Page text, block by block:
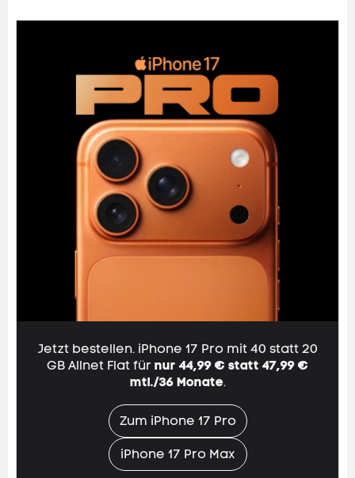
Jetzt bestellen. iPhone 17 Pro mit 40 statt 20
GB Allnet Flat für nur 44,99 € statt 47,99 €
mtl./36 Monate.
Zum iPhone 17 Pro
iPhone 17 Pro Max